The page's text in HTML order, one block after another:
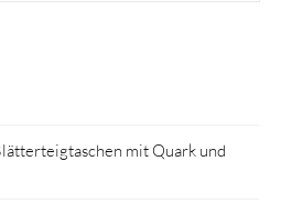
mit Quark und